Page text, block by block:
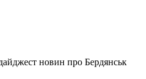
новин про Бердянськ